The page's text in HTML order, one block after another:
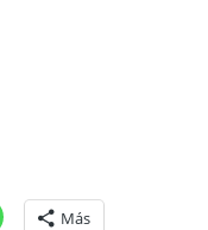
Más